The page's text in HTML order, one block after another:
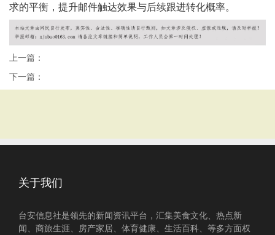
求的平衡，提升邮件触达效果与后续跟进转化概率。
上一篇：
下一篇：
关于我们
台安信息社是领先的新闻资讯平台，汇集美食文化、热点新
闻、商旅生涯、房产家居、体育健康、生活百科、等多方面权